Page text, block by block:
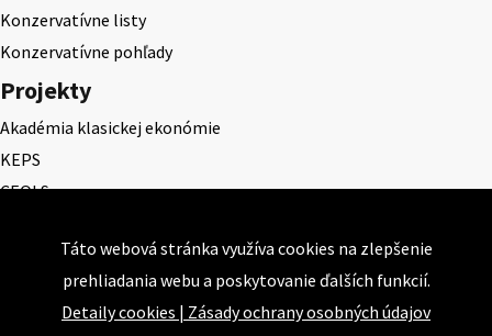
Konzervatívne listy
Konzervatívne pohľady
Projekty
Akadémia klasickej ekonómie
KEPS
CEQLS
Cena Ernesta Valka
Študentská esej
Deň daňového odbremenenia
Táto webová stránka využíva cookies na zlepšenie
prehliadania webu a poskytovanie ďalších funkcií.
Detaily cookies | Zásady ochrany osobných údajov